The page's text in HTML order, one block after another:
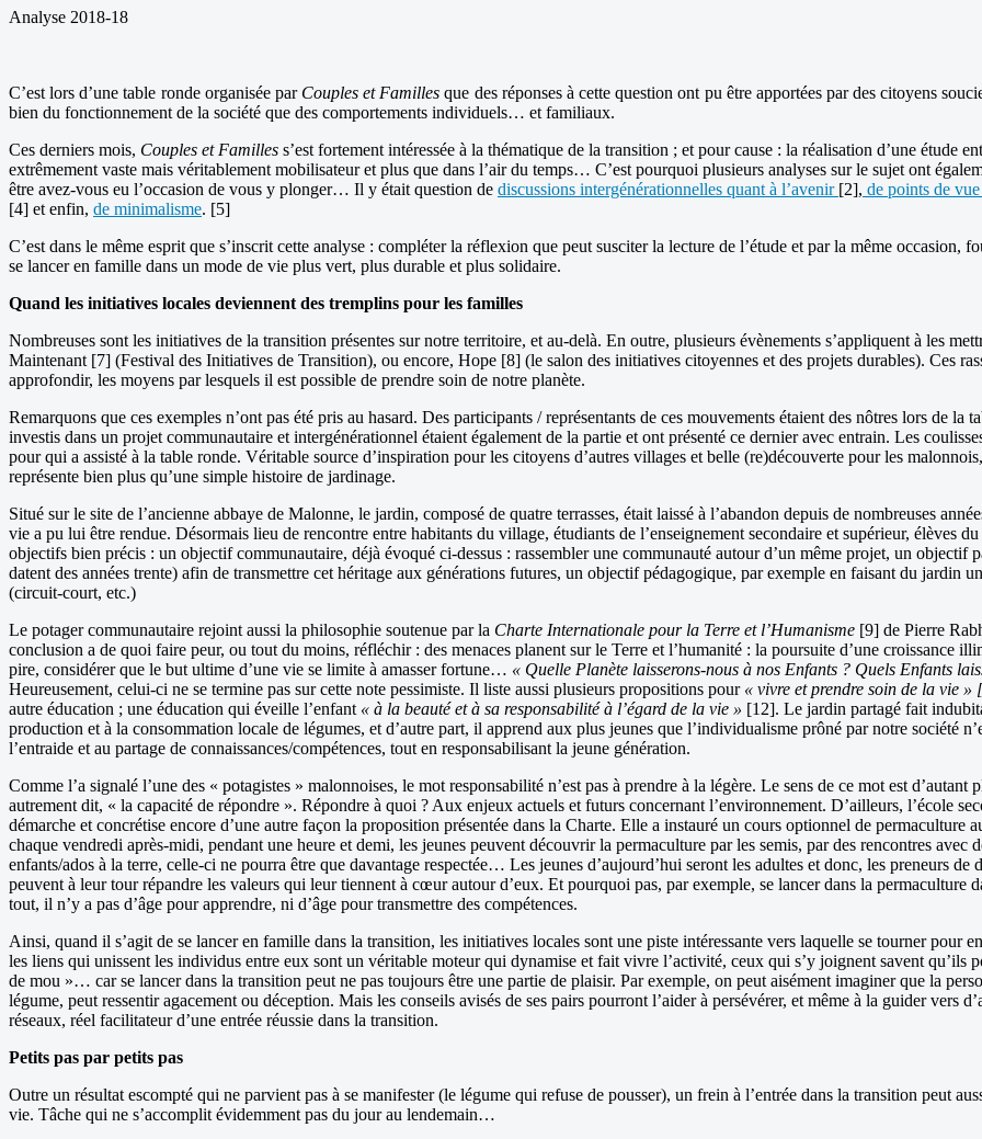
Analyse 2018-18
C’est lors d’une table ronde organisée par Couples et Familles que des réponses à cette question ont pu être apportées par des citoyens
bien du fonctionnement de la société que des comportements individuels… et familiaux.
Ces derniers mois, Couples et Familles s’est fortement intéressée à la thématique de la transition ; et pour cause : la réalisation d’une étude
extrêmement vaste mais véritablement mobilisateur et plus que dans l’air du temps… C’est pourquoi plusieurs analyses sur le sujet ont
être avez-vous eu l’occasion de vous y plonger… Il y était question de discussions intergénérationnelles quant à l’avenir [2], de points de
[4] et enfin, de minimalisme. [5]
C’est dans le même esprit que s’inscrit cette analyse : compléter la réflexion que peut susciter la lecture de l’étude et par la même occasion,
se lancer en famille dans un mode de vie plus vert, plus durable et plus solidaire.
Quand les initiatives locales deviennent des tremplins pour les familles
Nombreuses sont les initiatives de la transition présentes sur notre territoire, et au-delà. En outre, plusieurs évènements s’appliquent à les
Maintenant [7] (Festival des Initiatives de Transition), ou encore, Hope [8] (le salon des initiatives citoyennes et des projets durables). Ces
approfondir, les moyens par lesquels il est possible de prendre soin de notre planète.
Remarquons que ces exemples n’ont pas été pris au hasard. Des participants / représentants de ces mouvements étaient des nôtres lors de la
investis dans un projet communautaire et intergénérationnel étaient également de la partie et ont présenté ce dernier avec entrain. Les
pour qui a assisté à la table ronde. Véritable source d’inspiration pour les citoyens d’autres villages et belle (re)découverte pour les
représente bien plus qu’une simple histoire de jardinage.
Situé sur le site de l’ancienne abbaye de Malonne, le jardin, composé de quatre terrasses, était laissé à l’abandon depuis de nombreuses
vie a pu lui être rendue. Désormais lieu de rencontre entre habitants du village, étudiants de l’enseignement secondaire et supérieur, élèves
objectifs bien précis : un objectif communautaire, déjà évoqué ci-dessus : rassembler une communauté autour d’un même projet, un objectif
datent des années trente) afin de transmettre cet héritage aux générations futures, un objectif pédagogique, par exemple en faisant du jardin
(circuit-court, etc.)
Le potager communautaire rejoint aussi la philosophie soutenue par la Charte Internationale pour la Terre et l’Humanisme [9] de Pierre
conclusion a de quoi faire peur, ou tout du moins, réfléchir : des menaces planent sur le Terre et l’humanité : la poursuite d’une croissance
pire, considérer que le but ultime d’une vie se limite à amasser fortune… « Quelle Planète laisserons-nous à nos Enfants ? Quels Enfants
Heureusement, celui-ci ne se termine pas sur cette note pessimiste. Il liste aussi plusieurs propositions pour « vivre et prendre soin de la vie »
autre éducation ; une éducation qui éveille l’enfant « à la beauté et à sa responsabilité à l’égard de la vie » [12]. Le jardin partagé fait
production et à la consommation locale de légumes, et d’autre part, il apprend aux plus jeunes que l’individualisme prôné par notre société
l’entraide et au partage de connaissances/compétences, tout en responsabilisant la jeune génération.
Comme l’a signalé l’une des « potagistes » malonnoises, le mot responsabilité n’est pas à prendre à la légère. Le sens de ce mot est
autrement dit, « la capacité de répondre ». Répondre à quoi ? Aux enjeux actuels et futurs concernant l’environnement. D’ailleurs, l’école
démarche et concrétise encore d’une autre façon la proposition présentée dans la Charte. Elle a instauré un cours optionnel de permaculture
chaque vendredi après-midi, pendant une heure et demi, les jeunes peuvent découvrir la permaculture par les semis, par des rencontres avec
enfants/ados à la terre, celle-ci ne pourra être que davantage respectée… Les jeunes d’aujourd’hui seront les adultes et donc, les preneurs
peuvent à leur tour répandre les valeurs qui leur tiennent à cœur autour d’eux. Et pourquoi pas, par exemple, se lancer dans la permaculture
tout, il n’y a pas d’âge pour apprendre, ni d’âge pour transmettre des compétences.
Ainsi, quand il s’agit de se lancer en famille dans la transition, les initiatives locales sont une piste intéressante vers laquelle se tourner pour
les liens qui unissent les individus entre eux sont un véritable moteur qui dynamise et fait vivre l’activité, ceux qui s’y joignent savent qu’ils
de mou »… car se lancer dans la transition peut ne pas toujours être une partie de plaisir. Par exemple, on peut aisément imaginer que la
légume, peut ressentir agacement ou déception. Mais les conseils avisés de ses pairs pourront l’aider à persévérer, et même à la guider vers
réseaux, réel facilitateur d’une entrée réussie dans la transition.
Petits pas par petits pas
Outre un résultat escompté qui ne parvient pas à se manifester (le légume qui refuse de pousser), un frein à l’entrée dans la transition peut
vie. Tâche qui ne s’accomplit évidemment pas du jour au lendemain…